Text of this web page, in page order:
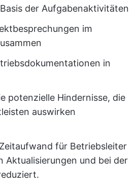
der Aufgabenaktivitäten
im
in
potenzielle Hindernisse, die
auswirken
für Betriebsleiter
Aktualisierungen und bei der